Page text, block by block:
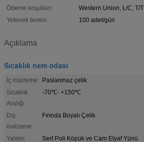
Ödeme koşulları:
Western Union, L/C, T/T
Yetenek temini:
100 adet/gün
Açıklama
Sıcaklık nem odası
İç malzeme: Paslanmaz çelik
Sıcaklık
Aralığı:
-70℃- +150℃
Dış
malzeme:
Fırında Boyalı Çelik
Yalıtım
Sert Poli Köpük ve Cam Elyaf Yünü